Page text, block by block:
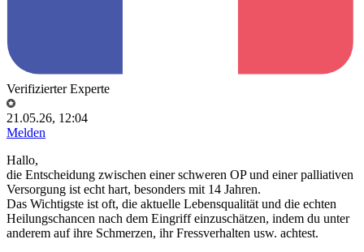
Verifizierter Experte
21.05.26, 12:04
Melden
Hallo,
die Entscheidung zwischen einer schweren OP und einer palliativen
Versorgung ist echt hart, besonders mit 14 Jahren.
Das Wichtigste ist oft, die aktuelle Lebensqualität und die echten
Heilungschancen nach dem Eingriff einzuschätzen, indem du unter
anderem auf ihre Schmerzen, ihr Fressverhalten usw. achtest.